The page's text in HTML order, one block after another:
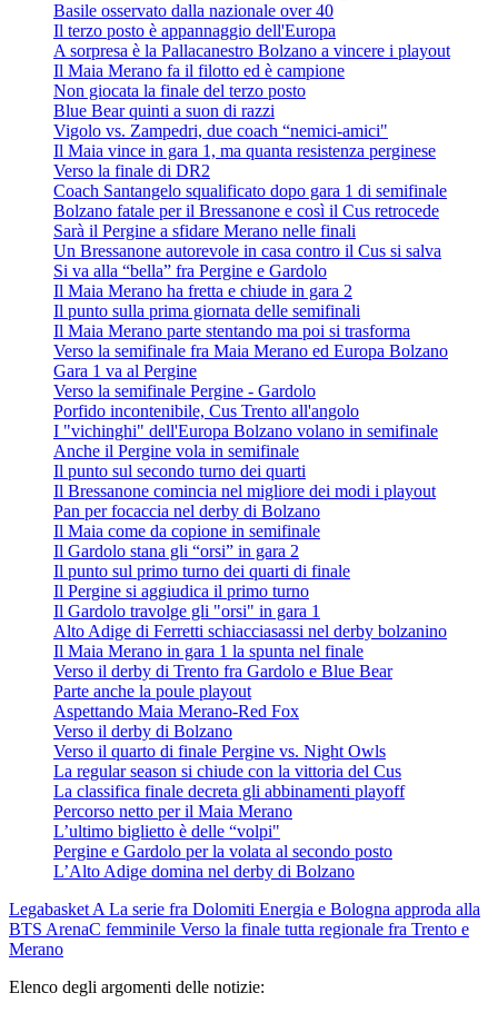
Basile osservato dalla nazionale over 40
Il terzo posto è appannaggio dell'Europa
A sorpresa è la Pallacanestro Bolzano a vincere i playout
Il Maia Merano fa il filotto ed è campione
Non giocata la finale del terzo posto
Blue Bear quinti a suon di razzi
Vigolo vs. Zampedri, due coach “nemici-amici"
Il Maia vince in gara 1, ma quanta resistenza perginese
Verso la finale di DR2
Coach Santangelo squalificato dopo gara 1 di semifinale
Bolzano fatale per il Bressanone e così il Cus retrocede
Sarà il Pergine a sfidare Merano nelle finali
Un Bressanone autorevole in casa contro il Cus si salva
Si va alla “bella” fra Pergine e Gardolo
Il Maia Merano ha fretta e chiude in gara 2
Il punto sulla prima giornata delle semifinali
Il Maia Merano parte stentando ma poi si trasforma
Verso la semifinale fra Maia Merano ed Europa Bolzano
Gara 1 va al Pergine
Verso la semifinale Pergine - Gardolo
Porfido incontenibile, Cus Trento all'angolo
I "vichinghi" dell'Europa Bolzano volano in semifinale
Anche il Pergine vola in semifinale
Il punto sul secondo turno dei quarti
Il Bressanone comincia nel migliore dei modi i playout
Pan per focaccia nel derby di Bolzano
Il Maia come da copione in semifinale
Il Gardolo stana gli “orsi” in gara 2
Il punto sul primo turno dei quarti di finale
Il Pergine si aggiudica il primo turno
Il Gardolo travolge gli "orsi" in gara 1
Alto Adige di Ferretti schiacciasassi nel derby bolzanino
Il Maia Merano in gara 1 la spunta nel finale
Verso il derby di Trento fra Gardolo e Blue Bear
Parte anche la poule playout
Aspettando Maia Merano-Red Fox
Verso il derby di Bolzano
Verso il quarto di finale Pergine vs. Night Owls
La regular season si chiude con la vittoria del Cus
La classifica finale decreta gli abbinamenti playoff
Percorso netto per il Maia Merano
L’ultimo biglietto è delle “volpi"
Pergine e Gardolo per la volata al secondo posto
L’Alto Adige domina nel derby di Bolzano
Legabasket A La serie fra Dolomiti Energia e Bologna approda alla
BTS ArenaC femminile Verso la finale tutta regionale fra Trento e
Merano
Elenco degli argomenti delle notizie: